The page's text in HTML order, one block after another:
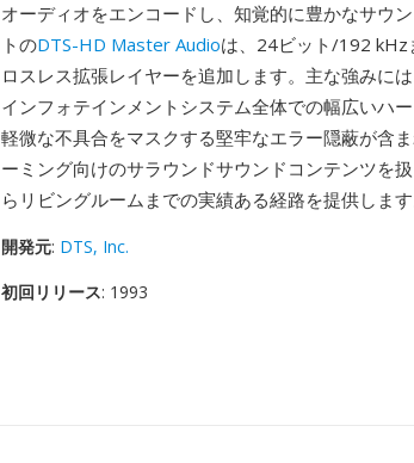
オーディオをエンコードし、知覚的に豊かなサウ
トのDTS-HD Master Audioは、24ビット/192 kHz
ロスレス拡張レイヤーを追加します。主な強みに
インフォテインメントシステム全体での幅広いハ
軽微な不具合をマスクする堅牢なエラー隠蔽が含
ーミング向けのサラウンドサウンドコンテンツを
らリビングルームまでの実績ある経路を提供します
開発元: DTS, Inc.
初回リリース: 1993